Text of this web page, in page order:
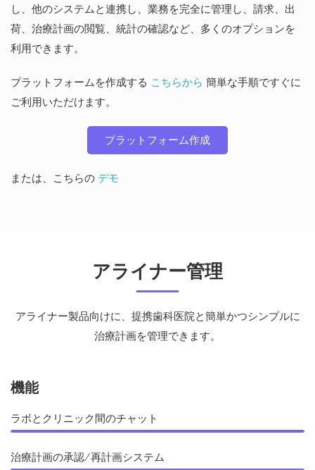
し、他のシステムと連携し、業務を完全に管理し、請求、出
荷、治療計画の閲覧、統計の確認など、多くのオプションを
利用できます。
プラットフォームを作成する こちらから 簡単な手順ですぐに
ご利用いただけます。
プラットフォーム作成
または、こちらの デモ
アライナー管理
アライナー製品向けに、提携歯科医院と簡単かつシンプルに
治療計画を管理できます。
機能
ラボとクリニック間のチャット
治療計画の承認/再計画システム